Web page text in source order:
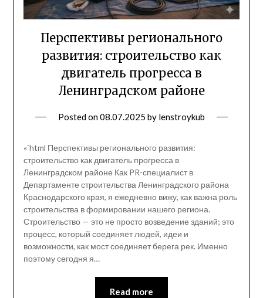
Перспективы регионального
развития: строительство как
двигатель прогресса в
Ленинградском районе
Posted on08.07.2025 by lenstroykub
«`html Перспективы регионального развития:
строительство как двигатель прогресса в
Ленинградском районе Как PR-специалист в
Департаменте строительства Ленинградского района
Краснодарского края, я ежедневно вижу, как важна роль
строительства в формировании нашего региона.
Строительство — это не просто возведение зданий; это
процесс, который соединяет людей, идеи и
возможности, как мост соединяет берега рек. Именно
поэтому сегодня я…
Read more